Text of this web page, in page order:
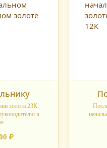
золота 23К.
в
₽